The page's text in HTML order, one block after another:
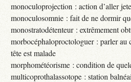
monoculoprojection : action d’aller
monoculosomnie : fait de ne dormir
monostratodétenteur : extrêmement
morbocéphaloproctologuer : parler au
tête est malade
morphométéorisme : condition de
multicoprothalassotope : station